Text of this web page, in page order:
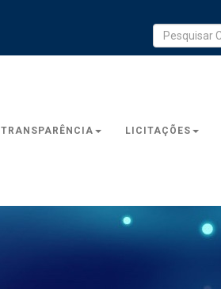
TRANSPARÊNCIA LICITAÇÕES